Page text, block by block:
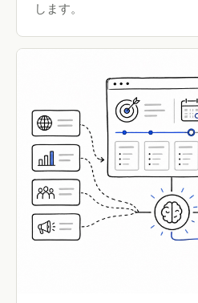
します。